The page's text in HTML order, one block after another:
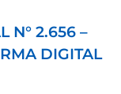
N° 2.656 –
DIGITAL